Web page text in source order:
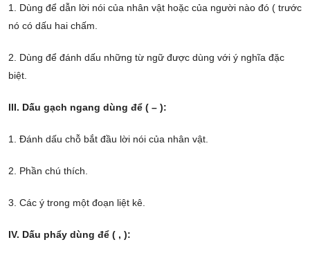
1. Dùng để dẫn lời nói của nhân vật hoặc của người nào đó ( trước
nó có dấu hai chấm.
2. Dùng để đánh dấu những từ ngữ được dùng với ý nghĩa đặc
biệt.
III. Dấu gạch ngang dùng để ( – ):
1. Đánh dấu chỗ bắt đầu lời nói của nhân vật.
2. Phần chú thích.
3. Các ý trong một đoạn liệt kê.
IV. Dấu phẩy dùng để ( , ):